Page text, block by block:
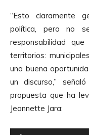
o
r
d
e
A
u
d
i
o
“Esto claramente
política, pero no
responsabilidad
territorios:
una buena
un discurso,”
propuesta que ha
Jeannette Jara: